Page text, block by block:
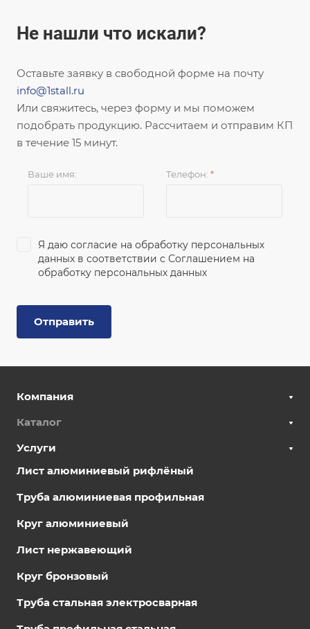
Не нашли что искали?
Оставьте заявку в свободной форме на почту
info@1stall.ru
Или свяжитесь, через форму и мы поможем
подобрать продукцию. Рассчитаем и отправим КП
в течение 15 минут.
Ваше имя: Телефон: *
Я даю согласие на обработку персональных
данных в соответствии с Соглашением на
обработку персональных данных
Отправить
Компания
Каталог
Услуги
Лист алюминиевый рифлёный
Труба алюминиевая профильная
Круг алюминиевый
Лист нержавеющий
Круг бронзовый
Труба стальная электросварная